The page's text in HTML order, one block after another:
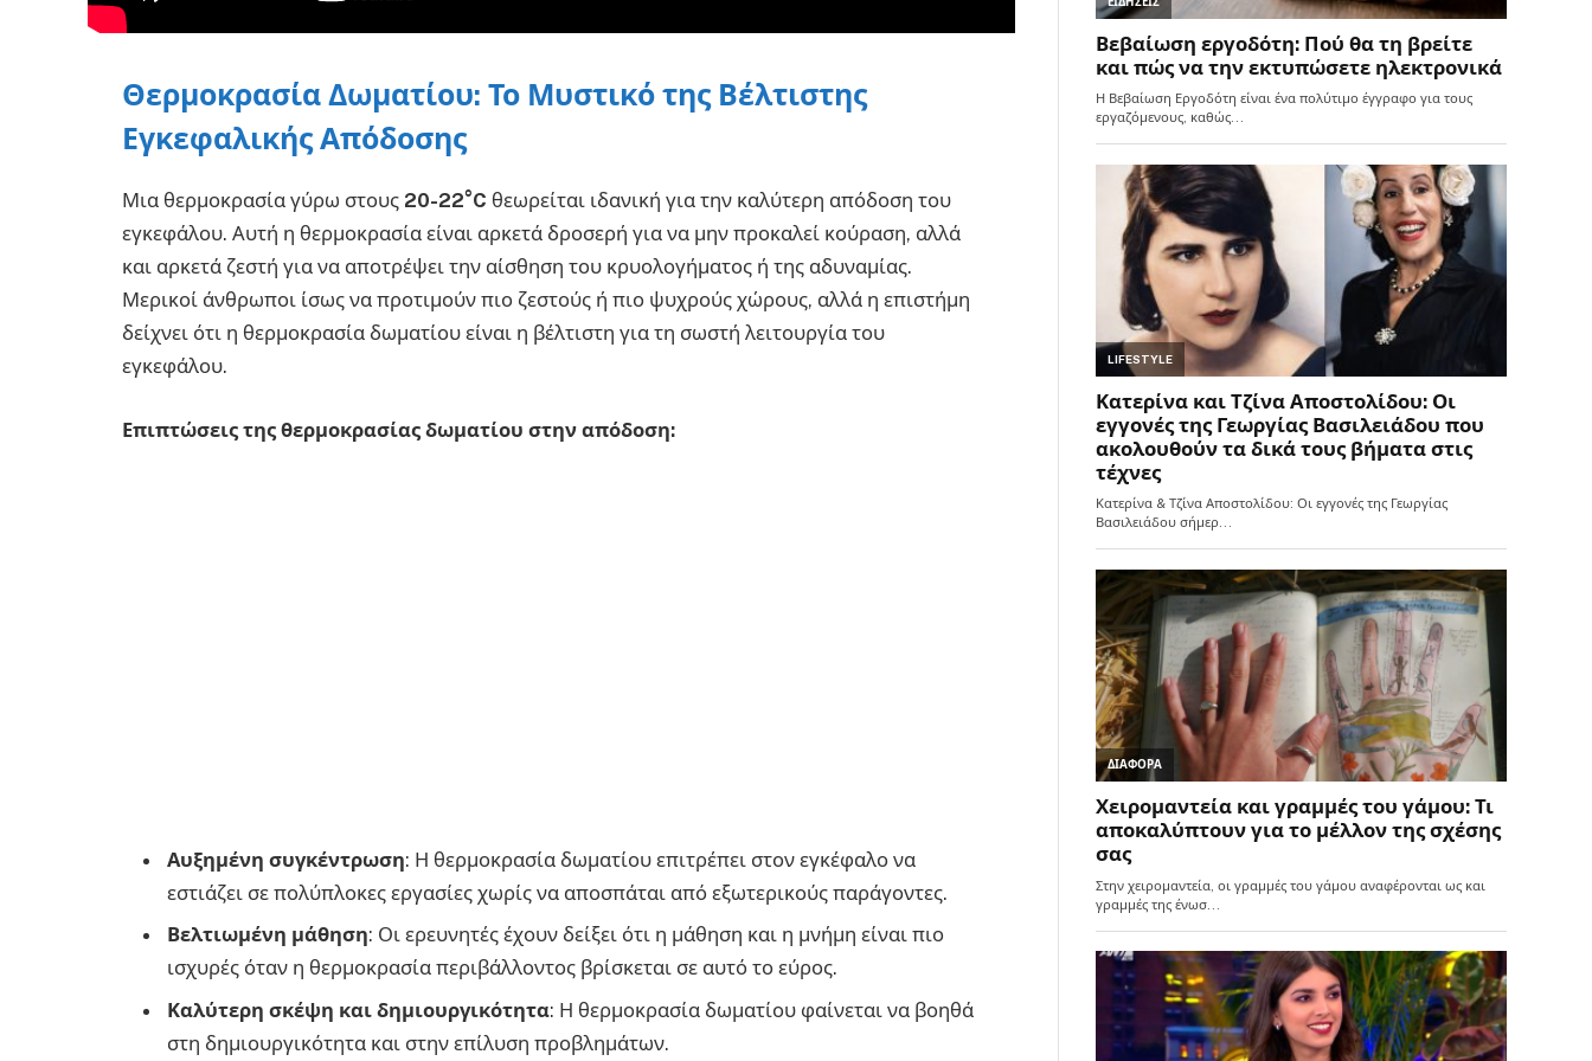
Θερμοκρασία Δωματίου: Το Μυστικό της Βέλτιστης
Εγκεφαλικής Απόδοσης
Μια θερμοκρασία γύρω στους 20-22°C θεωρείται ιδανική για την καλύτερη απόδοση του
εγκεφάλου. Αυτή η θερμοκρασία είναι αρκετά δροσερή για να μην προκαλεί κούραση, αλλά
και αρκετά ζεστή για να αποτρέψει την αίσθηση του κρυολογήματος ή της αδυναμίας.
Μερικοί άνθρωποι ίσως να προτιμούν πιο ζεστούς ή πιο ψυχρούς χώρους, αλλά η επιστήμη
δείχνει ότι η θερμοκρασία δωματίου είναι η βέλτιστη για τη σωστή λειτουργία του
εγκεφάλου.
Επιπτώσεις της θερμοκρασίας δωματίου στην απόδοση:
Αυξημένη συγκέντρωση: Η θερμοκρασία δωματίου επιτρέπει στον εγκέφαλο να
εστιάζει σε πολύπλοκες εργασίες χωρίς να αποσπάται από εξωτερικούς παράγοντες.
Βελτιωμένη μάθηση: Οι ερευνητές έχουν δείξει ότι η μάθηση και η μνήμη είναι πιο
ισχυρές όταν η θερμοκρασία περιβάλλοντος βρίσκεται σε αυτό το εύρος.
Καλύτερη σκέψη και δημιουργικότητα: Η θερμοκρασία δωματίου φαίνεται να βοηθά
στη δημιουργικότητα και στην επίλυση προβλημάτων.